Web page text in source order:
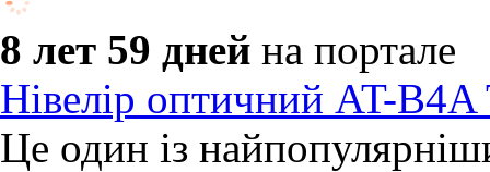
8 лет 59 дней на портале
Нівелір оптичний AT-B4A
Це один із